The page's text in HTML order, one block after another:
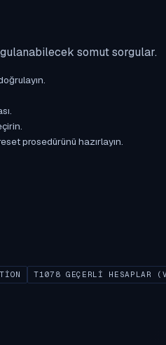
somut sorgular.
prosedürünü hazırlayın.
T1078 GEÇERLI HESAPLAR